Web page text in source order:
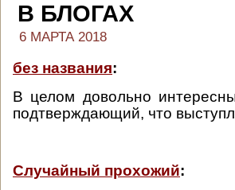
В БЛОГАХ
6 МАРТА 2018
без названия:
В целом довольно
подтверждающий, что
Случайный прохожий: